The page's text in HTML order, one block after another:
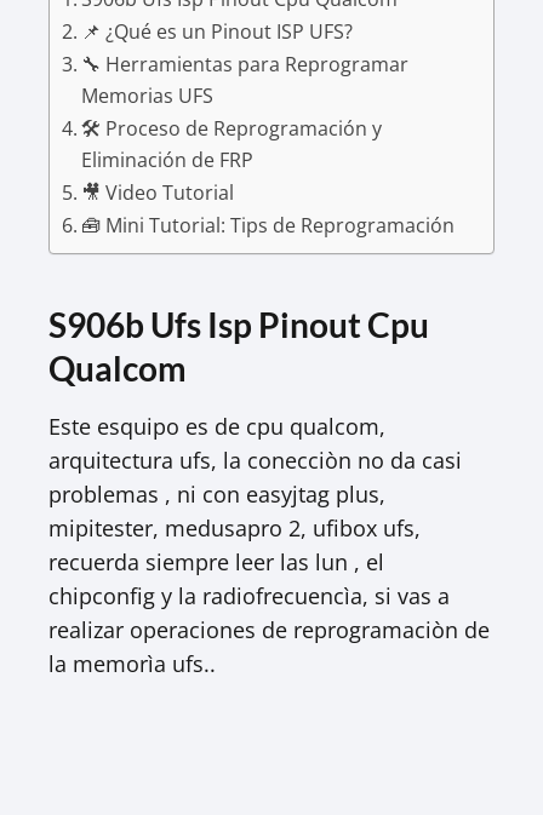
📌 ¿Qué es un Pinout ISP UFS?
🔧 Herramientas para Reprogramar
Memorias UFS
🛠️ Proceso de Reprogramación y
Eliminación de FRP
🎥 Video Tutorial
🧰 Mini Tutorial: Tips de Reprogramación
S906b Ufs Isp Pinout Cpu
Qualcom
Este esquipo es de cpu qualcom,
arquitectura ufs, la conecciòn no da casi
problemas , ni con easyjtag plus,
mipitester, medusapro 2, ufibox ufs,
recuerda siempre leer las lun , el
chipconfig y la radiofrecuencìa, si vas a
realizar operaciones de reprogramaciòn de
la memorìa ufs..